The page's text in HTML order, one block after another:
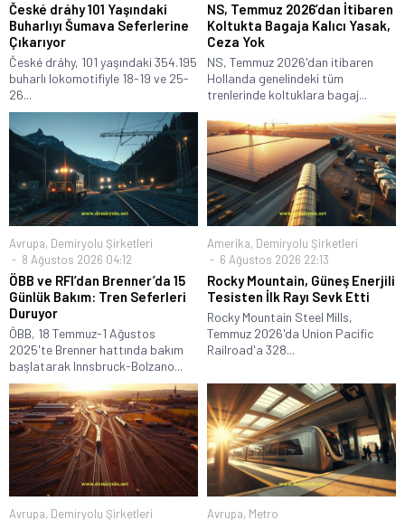
České dráhy 101 Yaşındaki
Buharlıyı Šumava Seferlerine
Çıkarıyor
České dráhy, 101 yaşındaki 354.195
buharlı lokomotifiyle 18-19 ve 25-
26...
NS, Temmuz 2026’dan İtibaren
Koltukta Bagaja Kalıcı Yasak,
Ceza Yok
NS, Temmuz 2026'dan itibaren
Hollanda genelindeki tüm
trenlerinde koltuklara bagaj...
Avrupa, Demiryolu Şirketleri
8 Ağustos 2026 04:12
ÖBB ve RFI’dan Brenner’da 15
Günlük Bakım: Tren Seferleri
Duruyor
ÖBB, 18 Temmuz-1 Ağustos
2025'te Brenner hattında bakım
başlatarak Innsbruck-Bolzano...
Amerika, Demiryolu Şirketleri
6 Ağustos 2026 22:13
Rocky Mountain, Güneş Enerjili
Tesisten İlk Rayı Sevk Etti
Rocky Mountain Steel Mills,
Temmuz 2026'da Union Pacific
Railroad'a 328...
Avrupa, Demiryolu Şirketleri
Avrupa, Metro